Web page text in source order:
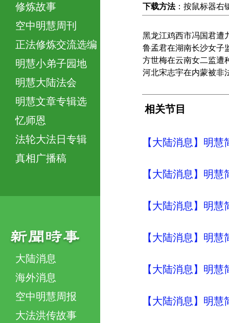
修炼故事
空中明慧周刊
正法修炼交流选编
明慧小弟子园地
明慧大陆法会
明慧文章专辑选
忆师恩
法轮大法日专辑
真相广播稿
大陆消息
海外消息
空中明慧周报
大法洪传故事
下载方法：按鼠标器右
黑龙江鸡西市冯国君遭
鲁孟君在湖南长沙女子
方世梅在云南女二监遭
河北宋志宇在内蒙被非
相关节目
【大陆消息】明
【大陆消息】明
【大陆消息】明
【大陆消息】明
【大陆消息】明
【大陆消息】明